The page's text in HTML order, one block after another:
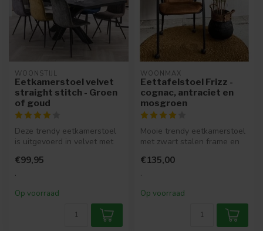
WOONSTIJL
Eetkamerstoel velvet
straight stitch - Groen
of goud
Deze trendy eetkamerstoel
is uitgevoerd in velvet met
stoe...
€99,95
.
Op voorraad
WOONMAX
Eettafelstoel Frizz -
cognac, antraciet en
mosgroen
Mooie trendy eetkamerstoel
met zwart stalen frame en
€135,00
.
Op voorraad